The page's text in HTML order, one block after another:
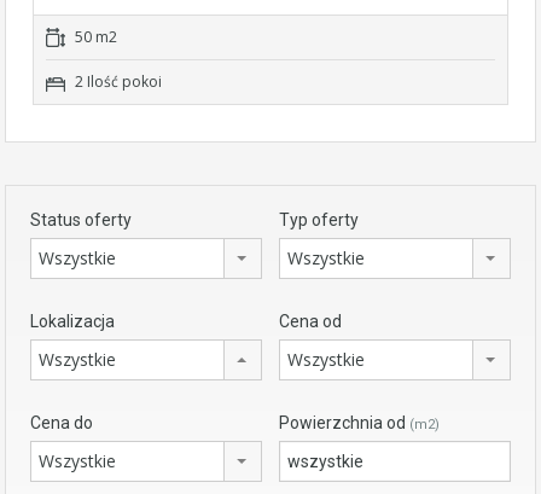
50 m2
2 Ilość pokoi
Status oferty
Wszystkie
Typ oferty
Wszystkie
Lokalizacja
Wszystkie
Cena od
Wszystkie
Cena do
Wszystkie
Powierzchnia od (m2)